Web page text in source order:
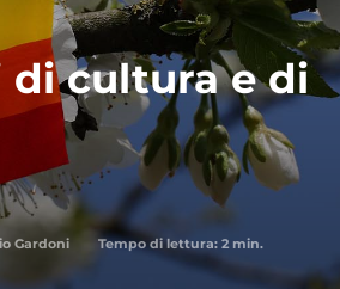
di cultura e di
Gardoni Tempo di lettura: 2 min.